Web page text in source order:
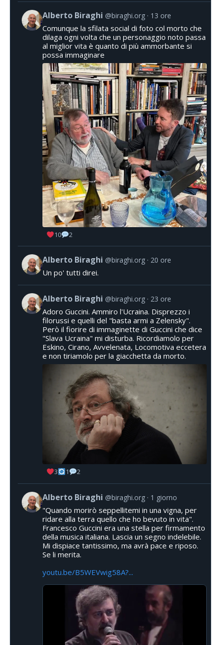
Alberto Biraghi @biraghi.org 13 ore
Comunque la sfilata social di foto col morto che
dilaga ogni volta che un personaggio noto passa
al miglior vita è quanto di più ammorbante si
possa immaginare
10 2
Alberto Biraghi @biraghi.org 20 ore
Un po' tutti direi.
Alberto Biraghi @biraghi.org 23 ore
Adoro Guccini. Ammiro l'Ucraina. Disprezzo i
filorussi e quelli del "basta armi a Zelensky".
Però il fiorire di immaginette di Guccini che dice
"Slava Ucraina" mi disturba. Ricordiamolo per
Eskino, Cirano, Avvelenata, Locomotiva eccetera
e non tiriamolo per la giacchetta da morto.
3 1 2
Alberto Biraghi @biraghi.org 1 giorno
"Quando morirò seppellitemi in una vigna, per
ridare alla terra quello che ho bevuto in vita".
Francesco Guccini era una stella per firmamento
della musica italiana. Lascia un segno indelebile.
Mi dispiace tantissimo, ma avrà pace e riposo.
Se li merita.
youtu.be/B5WEVwig58A?...